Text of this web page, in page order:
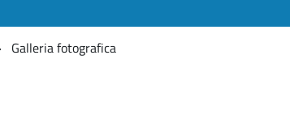
Galleria fotografica